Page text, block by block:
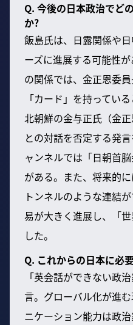
Q. 今後の日本政治でど
か?
飯島氏は、日露関係や
ーズに進展する可能性
の関係では、金正恩委
「カード」を持っている
北朝鮮の金与正氏（金
との対話を否定する発
ャンネルでは「日朝首
がある。また、将来的
トンネルのような連結
易が大きく進展し、「
した。
Q. これからの日本に必
「英会話ができない政
言。グローバル化が進
ニケーション能力は政